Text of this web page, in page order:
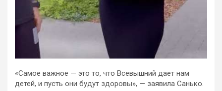
«Самое важное — это то, что Всевышний дает нам
детей, и пусть они будут здоровы», — заявила Санько.